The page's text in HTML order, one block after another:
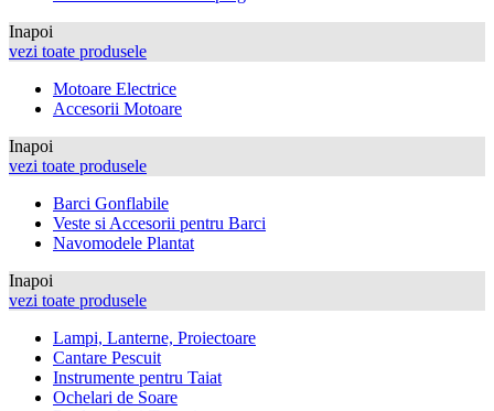
Inapoi
vezi toate produsele
Motoare Electrice
Accesorii Motoare
Inapoi
vezi toate produsele
Barci Gonflabile
Veste si Accesorii pentru Barci
Navomodele Plantat
Inapoi
vezi toate produsele
Lampi, Lanterne, Proiectoare
Cantare Pescuit
Instrumente pentru Taiat
Ochelari de Soare